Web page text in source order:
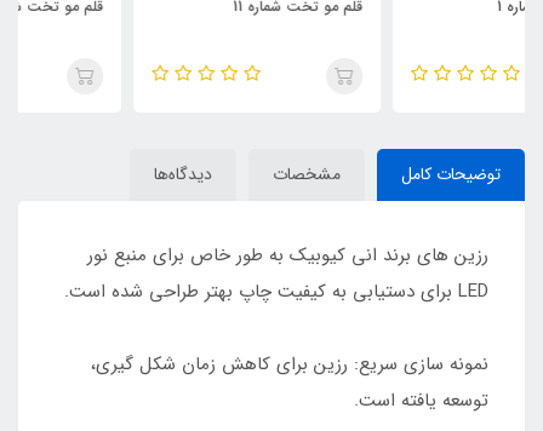
قلم مو تخت شماره 11 قلم مو تخت شماره 10
توضیحات کامل مشخصات دیدگاه‌ها
رزین های برند انی کیوبیک به طور خاص برای منبع نور
LED برای دستیابی به کیفیت چاپ بهتر طراحی شده است.
نمونه سازی سریع: رزین برای کاهش زمان شکل گیری،
توسعه یافته است.